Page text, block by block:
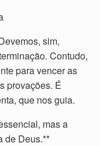
sim,
Contudo,
para vencer as
provações. É
que nos guia.
mas a
de Deus.**